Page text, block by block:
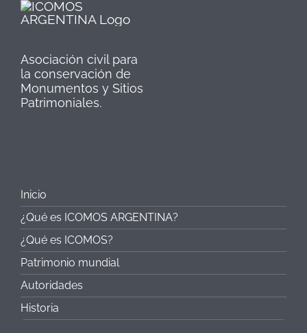
Asociación civil para
la conservación de
Monumentos y Sitios
Patrimoniales.
Inicio
¿Qué es ICOMOS ARGENTINA?
¿Qué es ICOMOS?
Patrimonio mundial
Autoridades
Historia